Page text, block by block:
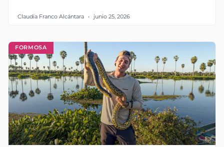
Claudia Franco Alcántara junio 25, 2026
FORMOSA